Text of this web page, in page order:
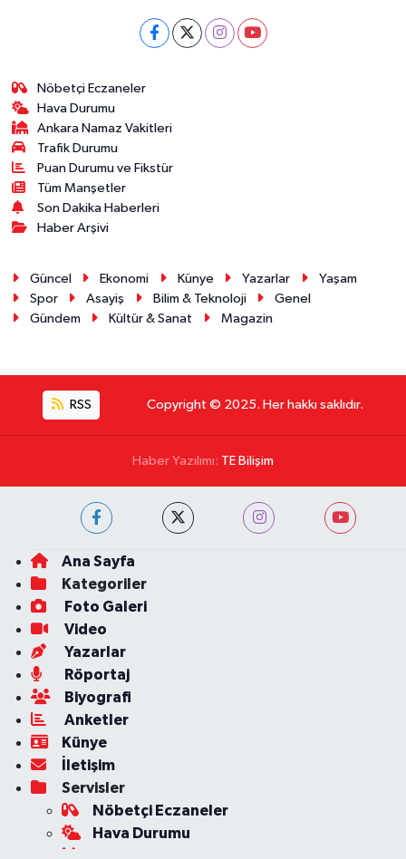
Nöbetçi Eczaneler
Hava Durumu
Ankara Namaz Vakitleri
Trafik Durumu
Puan Durumu ve Fikstür
Tüm Manşetler
Son Dakika Haberleri
Haber Arşivi
Güncel Ekonomi Künye Yazarlar
Yaşam
Spor
Asayiş Bilim & Teknoloji
Genel
Gündem
Kültür & Sanat Magazin
RSS Copyright © 2025. Her hakkı saklıdır.
Haber Yazılımı: TE Bilişim
Ana Sayfa
Kategoriler
Foto Galeri
Video
Yazarlar
Röportaj
Biyografi
Anketler
Künye
İletişim
Servisler
Nöbetçi Eczaneler
Hava Durumu